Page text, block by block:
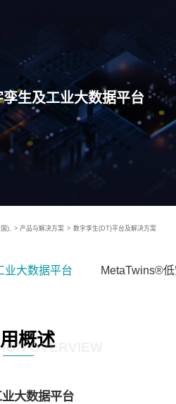
生及工业大数据平台
), > 产品与解决方案 > 数字孪生(DT)平台及解决方案
业大数据平台 MetaTwins®
概述
OVERVIEW
大数据平台